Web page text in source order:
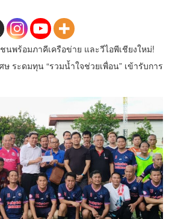
นพร้อมภาคีเครือข่าย และวีไอพีเชียงใหม่!
ระดมทุน “รวมน้ำใจช่วยเพื่อน” เข้ารับการ